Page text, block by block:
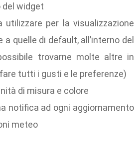
widget
utilizzare per la visualizzazione
a quelle di default, all’interno del
trovarne molte altre in
tutti i gusti e le preferenze)
di misura e colore
notifica ad ogni aggiornamento
meteo